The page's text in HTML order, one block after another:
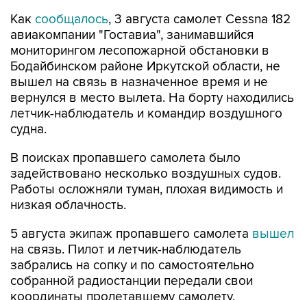
Как сообщалось, 3 августа самолет Cessna 182
авиакомпании "Гоставиа", занимавшийся
мониторингом лесопожарной обстановки в
Бодайбинском районе Иркутской области, не
вышел на связь в назначенное время и не
вернулся в место вылета. На борту находились
летчик-наблюдатель и командир воздушного
судна.
В поисках пропавшего самолета было
задействовано несколько воздушных судов.
Работы осложняли туман, плохая видимость и
низкая облачность.
5 августа экипаж пропавшего самолета вышел
на связь. Пилот и летчик-наблюдатель
забрались на сопку и по самостоятельно
собранной радиостанции передали свои